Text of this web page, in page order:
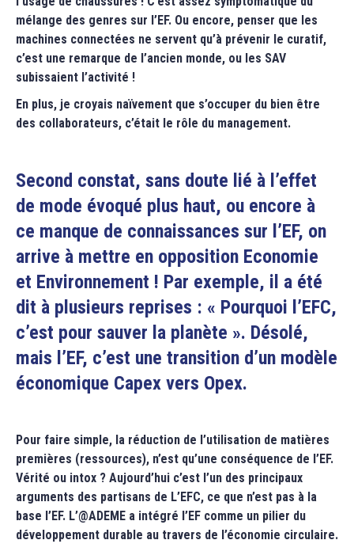
mélange des genres sur l’EF. Ou encore, penser que les
machines connectées ne servent qu’à prévenir le curatif,
c’est une remarque de l’ancien monde, ou les SAV
subissaient l’activité !
En plus, je croyais naïvement que s’occuper du bien être
des collaborateurs, c’était le rôle du management.
Second constat, sans doute lié à l’effet
de mode évoqué plus haut, ou encore à
ce manque de connaissances sur l’EF, on
arrive à mettre en opposition Economie
et Environnement ! Par exemple, il a été
dit à plusieurs reprises : « Pourquoi l’EFC,
c’est pour sauver la planète ». Désolé,
mais l’EF, c’est une transition d’un modèle
économique Capex vers Opex.
Pour faire simple, la réduction de l’utilisation de matières
premières (ressources), n’est qu’une conséquence de l’EF.
Vérité ou intox ? Aujourd’hui c’est l’un des principaux
arguments des partisans de L’EFC, ce que n’est pas à la
base l’EF. L’@ADEME a intégré l’EF comme un pilier du
développement durable au travers de l’économie circulaire.